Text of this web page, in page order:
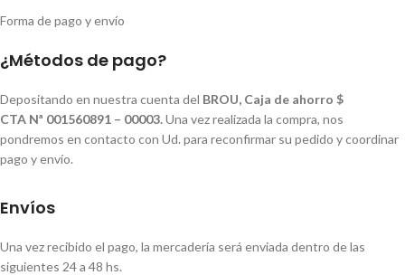
Forma de pago y envío
¿Métodos de pago?
Depositando en nuestra cuenta del BROU, Caja de ahorro $
CTA Nª 001560891 – 00003.Una vez realizada la compra, nos
pondremos en contacto con Ud. para reconfirmar su pedido y coordinar
pago y envío.
Envíos
Una vez recibido el pago, la mercadería será enviada dentro de las
siguientes 24 a 48 hs.